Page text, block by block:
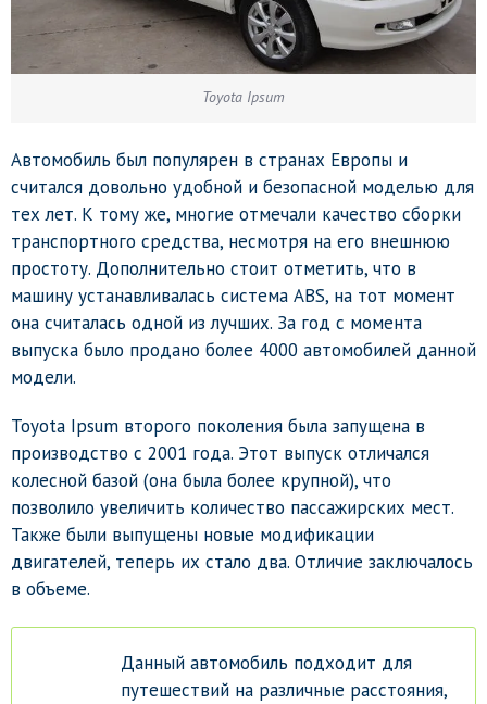
Toyota Ipsum
Автомобиль был популярен в странах Европы и
считался довольно удобной и безопасной моделью для
тех лет. К тому же, многие отмечали качество сборки
транспортного средства, несмотря на его внешнюю
простоту. Дополнительно стоит отметить, что в
машину устанавливалась система ABS, на тот момент
она считалась одной из лучших. За год с момента
выпуска было продано более 4000 автомобилей данной
модели.
Toyota Ipsum второго поколения была запущена в
производство с 2001 года. Этот выпуск отличался
колесной базой (она была более крупной), что
позволило увеличить количество пассажирских мест.
Также были выпущены новые модификации
двигателей, теперь их стало два. Отличие заключалось
в объеме.
Данный автомобиль подходит для
путешествий на различные расстояния,